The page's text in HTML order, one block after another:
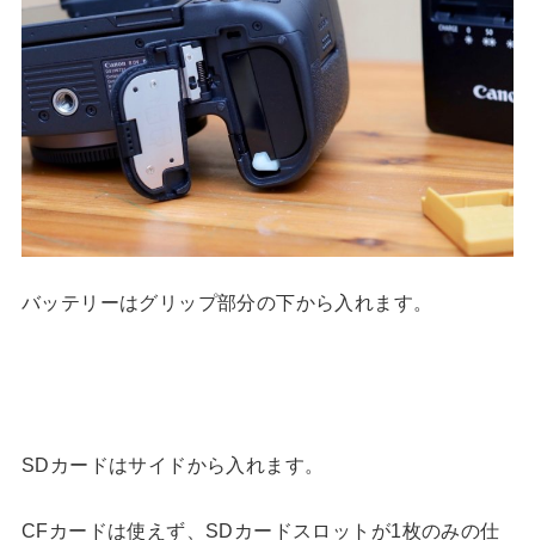
バッテリーはグリップ部分の下から入れます。
SDカードはサイドから入れます。
CFカードは使えず、SDカードスロットが1枚のみの仕